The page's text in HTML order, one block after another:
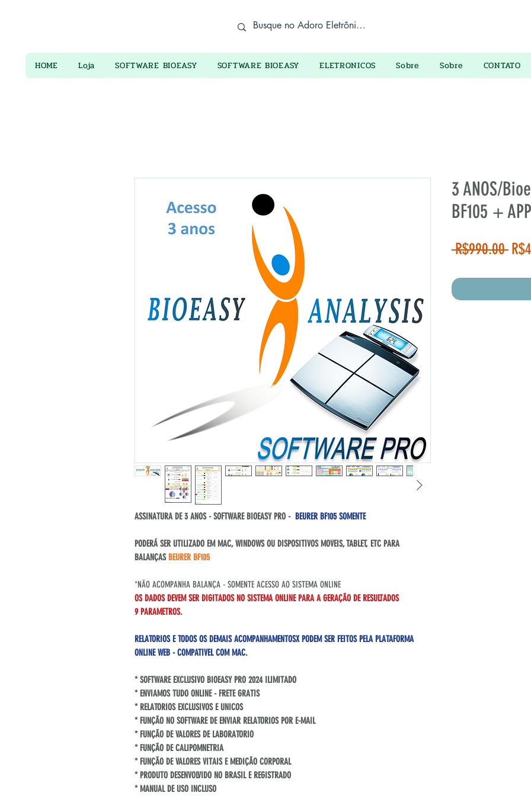
HOME Loja SOFTWARE BIOEASY SOFTWARE BIOEASY ELETRONICOS Sobre Sobre CONTATO
ASSINATURA DE 3 ANOS - SOFTWARE BIOEASY PRO - BEURER BF105 SOMENTE
PODERÁ SER UTILIZADO EM MAC, WINDOWS OU DISPOSITIVOS MOVEIS, TABLET, ETC PARA
BALANÇAS BEURER BF105
*NÃO ACOMPANHA BALANÇA - SOMENTE ACESSO AO SISTEMA ONLINE
OS DADOS DEVEM SER DIGITADOS NO SISTEMA ONLINE PARA A GERAÇÃO DE RESULTADOS
9 PARAMETROS.
RELATORIOS E TODOS OS DEMAIS ACOMPANHAMENTOSX PODEM SER FEITOS PELA PLATAFORMA
ONLINE WEB - COMPATIVEL COM MAC.
* SOFTWARE EXCLUSIVO BIOEASY PRO 2024 ILIMITADO
* ENVIAMOS TUDO ONLINE - FRETE GRATIS
* RELATORIOS EXCLUSIVOS E UNICOS
* FUNÇÃO NO SOFTWARE DE ENVIAR RELATORIOS POR E-MAIL
* FUNÇÃO DE VALORES DE LABORATORIO
* FUNÇÃO DE CALIPOMNETRIA
* FUNÇÃO DE VALORES VITAIS E MEDIÇÃO CORPORAL
* PRODUTO DESENVOLVIDO NO BRASIL E REGISTRADO
* MANUAL DE USO INCLUSO
3 ANOS/
BF105 +
R$990.00